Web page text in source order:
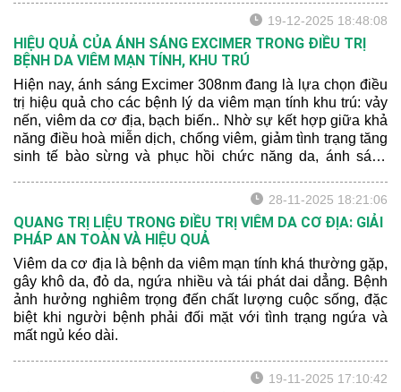
19-12-2025 18:48:08
HIỆU QUẢ CỦA ÁNH SÁNG EXCIMER TRONG ĐIỀU TRỊ
BỆNH DA VIÊM MẠN TÍNH, KHU TRÚ
Hiện nay, ánh sáng Excimer 308nm đang là lựa chọn điều
trị hiệu quả cho các bệnh lý da viêm mạn tính khu trú: vảy
nến, viêm da cơ địa, bạch biến.. Nhờ sự kết hợp giữa khả
năng điều hoà miễn dịch, chống viêm, giảm tình trạng tăng
sinh tế bào sừng và phục hồi chức năng da, ánh sáng
thiện sang thương da và rút ngắn thời gian điều trị cho
28-11-2025 18:21:06
QUANG TRỊ LIỆU TRONG ĐIỀU TRỊ VIÊM DA CƠ ĐỊA: GIẢI
PHÁP AN TOÀN VÀ HIỆU QUẢ
Viêm da cơ địa là bệnh da viêm mạn tính khá thường gặp,
gây khô da, đỏ da, ngứa nhiều và tái phát dai dẳng. Bệnh
ảnh hưởng nghiêm trọng đến chất lượng cuộc sống, đặc
biệt khi người bệnh phải đối mặt với tình trạng ngứa và
mất ngủ kéo dài.
19-11-2025 17:10:42